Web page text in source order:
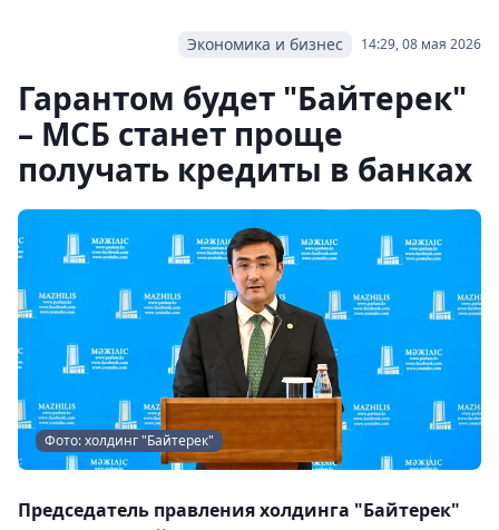
14:29, 08 мая 2026
Экономика и бизнес
Гарантом будет "Байтерек"
– МСБ станет проще
получать кредиты в банках
Фото: холдинг "Байтерек"
Председатель правления холдинга "Байтерек"